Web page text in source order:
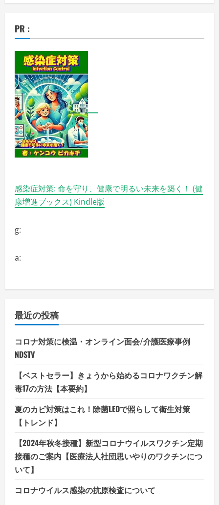
イ
に：
ー
ム
ー
ド
メ
イ
ン
で
ク
レ
ジ
ッ
ト
カ
ー
ド
情
除
し
よ
う
PR :
感染症対策: 命を守り、健康で明るい未来を築く！ (健
康増進ブックス) Kindle版
g:
a:
最近の投稿
コロナ対策に検温・オンライン面会/介護医療事例
NDSTV
【ベストセラー】きょうから始めるコロナワクチン解
毒17の方法【本要約】
夏のカビ対策はこれ！除菌LEDで照らして衛生対策
【トレンド】
【2024年秋冬接種】新型コロナウイルスワクチン定期
接種のご案内【医療法人社団思いやりのワクチンにつ
いて】
コロナウイルス感染の抗原検査について